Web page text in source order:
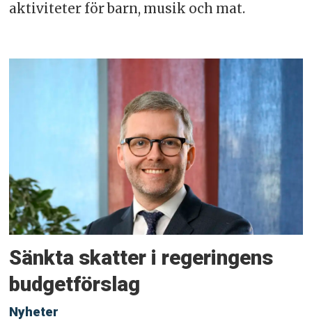
aktiviteter för barn, musik och mat.
Sänkta skatter i regeringens
budgetförslag
Nyheter